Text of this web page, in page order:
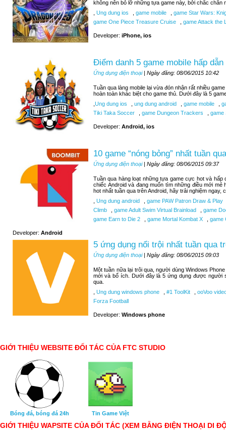
không nên bỏ lỡ những tựa game này, bởi chắc chắn
Ung dung ios game mobile
game Star Wars:
game One Piece Treasure Cruise
game Attack the
Developer: iPhone, ios
Điểm danh 5 game mobile hấp
Ứng dụng điện thoại| Ngày đăng: 08/06/2015 10:42
Tuần qua làng mobile lại vừa đón nhận rất nhiều
hoàn toàn khác biệt cho game thủ. Dưới đây là 5
Ung dung ios ung dung android game mobile
Tiki Taka Soccer
game Dungeon Trackers game
Developer: Android, ios
10 game “nóng bỏng” nhất tuần
Ứng dụng điện thoại| Ngày đăng: 08/06/2015 09:37
Tuần qua hàng loạt những tựa game cực hot và hấp
chiếc Android và đang muốn tìm những điều mới
hot nhất tuần qua trên Android, hãy trải nghiệm ngay,
Ung dung android
game PAW Patron Draw & Play
Climb
game Adult Swim Virtual Brainload
game
game Earn to Die 2
game Mortal Kombat X game
Developer: Android
5 ứng dụng nổi trội nhất tuần qua
Ứng dụng điện thoại| Ngày đăng: 08/06/2015 09:03
Một tuần nữa lại trôi qua, người dùng Windows
mới và bổ ích. Dưới đây là 5 ứng dụng được người
qua.
Ung dung windows phone #1 ToolKit
ooVoo
Forza Football
Developer: Windows phone
GIỚI THIỆU WEBSITE ĐỐI TÁC CỦA FTC STUDIO
Bóng đá, bóng đá 24h Tin Game Việt
GIỚI THIỆU WAPSITE CỦA ĐỐI TÁC (XEM BẰNG ĐIỆN THOẠI DI